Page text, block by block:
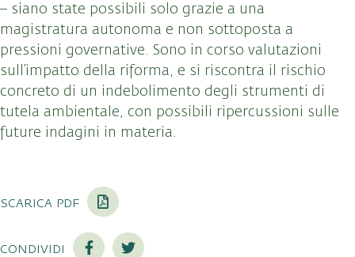
– siano state possibili solo grazie a una
magistratura autonoma e non sottoposta a
pressioni governative. Sono in corso valutazioni
sull’impatto della riforma, e si riscontra il rischio
concreto di un indebolimento degli strumenti di
tutela ambientale, con possibili ripercussioni sulle
future indagini in materia.
scarica pdf
condividi